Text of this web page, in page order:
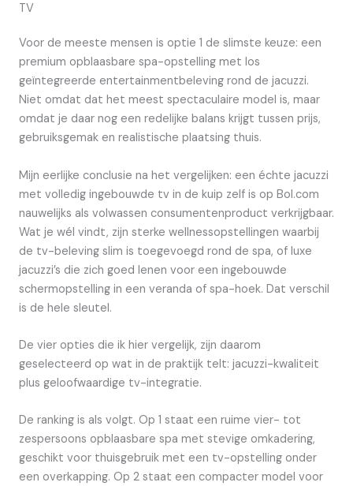
TV
Voor de meeste mensen is optie 1 de slimste keuze: een
premium opblaasbare spa-opstelling met los
geïntegreerde entertainmentbeleving rond de jacuzzi.
Niet omdat dat het meest spectaculaire model is, maar
omdat je daar nog een redelijke balans krijgt tussen prijs,
gebruiksgemak en realistische plaatsing thuis.
Mijn eerlijke conclusie na het vergelijken: een échte jacuzzi
met volledig ingebouwde tv in de kuip zelf is op Bol.com
nauwelijks als volwassen consumentenproduct verkrijgbaar.
Wat je wél vindt, zijn sterke wellnessopstellingen waarbij
de tv-beleving slim is toegevoegd rond de spa, of luxe
jacuzzi’s die zich goed lenen voor een ingebouwde
schermopstelling in een veranda of spa-hoek. Dat verschil
is de hele sleutel.
De vier opties die ik hier vergelijk, zijn daarom
geselecteerd op wat in de praktijk telt: jacuzzi-kwaliteit
plus geloofwaardige tv-integratie.
De ranking is als volgt. Op 1 staat een ruime vier- tot
zespersoons opblaasbare spa met stevige omkadering,
geschikt voor thuisgebruik met een tv-opstelling onder
een overkapping. Op 2 staat een compacter model voor